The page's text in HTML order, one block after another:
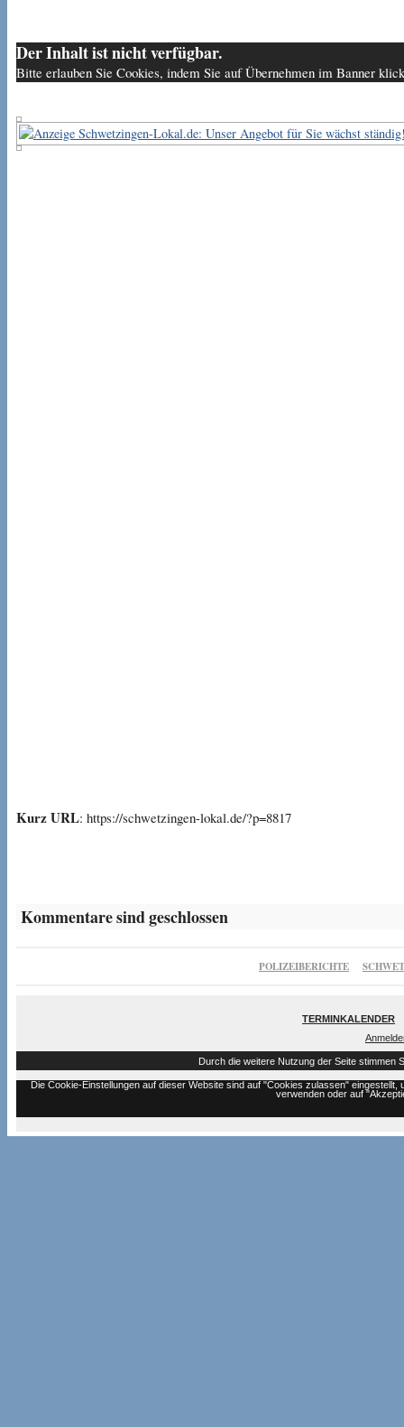
Der Inhalt ist nicht verfügbar.
Bitte erlauben Sie Cookies, indem Sie auf Übernehmen im Banner
Kurz URL: https://schwetzingen-lokal.de/?p=8817
Kommentare sind geschlossen
POLIZEIBERICHTE
TERMINKALENDER
Durch die weitere Nutzung der Seite stimmen
Die Cookie-Einstellungen auf dieser Website sind auf "Cookies zulassen"
verwenden oder auf